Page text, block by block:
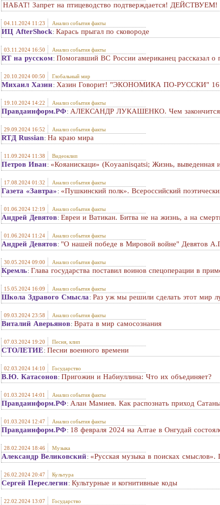
НАБАТ! Запрет на птицеводство подтверждается! ДЕЙСТВУЕМ!
04.11.2024 11:23 Анализ события факты
ИЦ AfterShock: Карась прыгал по сковороде
03.11.2024 16:50 Анализ события факты
RT на русском: Помогавший ВС России американец рассказал о
20.10.2024 00:50 Глобальный мир
Михаил Хазин: Хазин Говорит! "ЭКОНОМИКА ПО-РУССКИ" 16
19.10.2024 14:22 Анализ события факты
Правдаинформ.РФ: АЛЕКСАНДР ЛУКАШЕНКО. Чем закончится
29.09.2024 16:52 Анализ события факты
RTД Russian: На краю мира
11.09.2024 11:38 Видеоклип
Петров Иван: «Кояанискаци» (Koyaanisqatsi; Жизнь, выведенная
17.08.2024 01:32 Анализ события факты
Газета «Завтра» : «Пушкинский полк». Всероссийский
01.06.2024 12:19 Анализ события факты
Андрей Девятов: Евреи и Ватикан. Битва не на жизнь, а на
01.06.2024 11:24 Анализ события факты
Андрей Девятов: "О нашей победе в Мировой войне" Девятов
30.05.2024 09:00 Анализ события факты
Кремль: Глава государства поставил воинов спецоперации в
15.05.2024 16:09 Анализ события факты
Школа Здравого Смысла : Раз уж мы решили сделать этот мир
09.03.2024 23:58 Анализ события факты
Виталий Аверьянов: Врата в мир самосознания
07.03.2024 19:20 Песня, клип
СТОЛЕТИЕ: Песни военного времени
02.03.2024 14:10 Государство
В.Ю. Катасонов: Пригожин и Набиуллина: Что их объединяет?
01.03.2024 14:01 Анализ события факты
Правдаинформ.РФ: Алан Мамиев. Как распознать приход
01.03.2024 12:47 Анализ события факты
Правдаинформ.РФ: 18 февраля 2024 на Алтае в Онгудай
28.02.2024 18:46 Музыка
Александр Великовский: «Русская музыка в поисках смыслов».
26.02.2024 20:47 Культура
Сергей Переслегин: Культурные и когнитивные коды
22.02.2024 13:07 Государство